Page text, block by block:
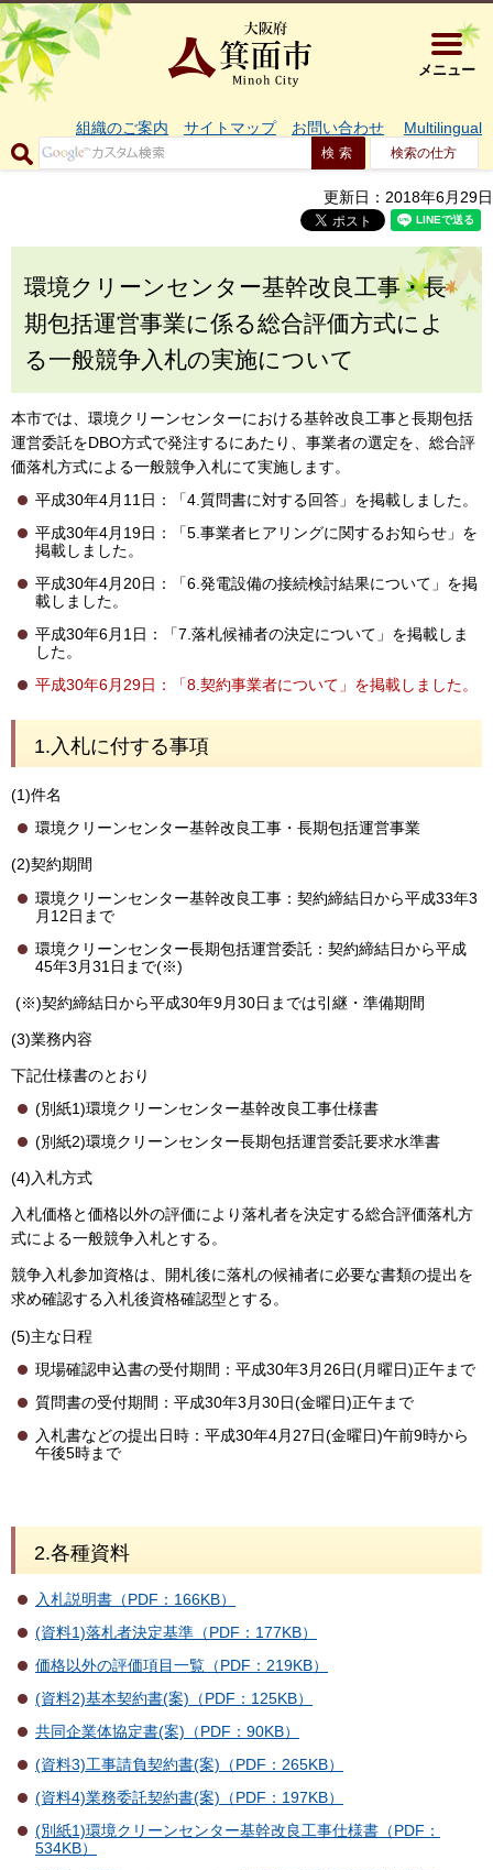
大阪府箕
メニュー
組織のご案内 サイトマップ お問い合わせ Multilingual
検索の仕方
更新日：2018年6月29日
環境クリーンセンター基幹改良工事・長
期包括運営事業に係る総合評価方式によ
る一般競争入札の実施について
本市では、環境クリーンセンターにおける基幹改良工事と長期包括
運営委託をDBO方式で発注するにあたり、事業者の選定を、総合評
価落札方式による一般競争入札にて実施します。
平成30年4月11日：「4.質問書に対する回答」を掲載しました。
平成30年4月19日：「5.事業者ヒアリングに関するお知らせ」を
掲載しました。
平成30年4月20日：「6.発電設備の接続検討結果について」を掲
載しました。
平成30年6月1日：「7.落札候補者の決定について」を掲載しま
した。
平成30年6月29日：「8.契約事業者について」を掲載しました。
1.入札に付する事項
(1)件名
環境クリーンセンター基幹改良工事・長期包括運営事業
(2)契約期間
環境クリーンセンター基幹改良工事：契約締結日から平成33年3
月12日まで
環境クリーンセンター長期包括運営委託：契約締結日から平成
45年3月31日まで(※)
(※)契約締結日から平成30年9月30日までは引継・準備期間
(3)業務内容
下記仕様書のとおり
(別紙1)環境クリーンセンター基幹改良工事仕様書
(別紙2)環境クリーンセンター長期包括運営委託要求水準書
(4)入札方式
入札価格と価格以外の評価により落札者を決定する総合評価落札方
式による一般競争入札とする。
競争入札参加資格は、開札後に落札の候補者に必要な書類の提出を
求め確認する入札後資格確認型とする。
(5)主な日程
現場確認申込書の受付期間：平成30年3月26日(月曜日)正午まで
質問書の受付期間：平成30年3月30日(金曜日)正午まで
入札書などの提出日時：平成30年4月27日(金曜日)午前9時から
午後5時まで
2.各種資料
入札説明書（PDF：166KB）
(資料1)落札者決定基準（PDF：177KB）
価格以外の評価項目一覧（PDF：219KB）
(資料2)基本契約書(案)（PDF：125KB）
共同企業体協定書(案)（PDF：90KB）
(資料3)工事請負契約書(案)（PDF：265KB）
(資料4)業務委託契約書(案)（PDF：197KB）
(別紙1)環境クリーンセンター基幹改良工事仕様書（PDF：
534KB）